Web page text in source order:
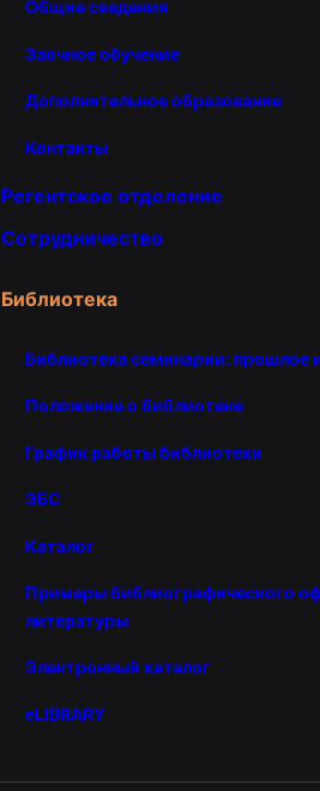
Общие сведения
Заочное обучение
Дополнительное образование
Контакты
Регентское отделение
Сотрудничество
Библиотека
Библиотека семинарии: прошлое
Положение о библиотеке
График работы библиотеки
ЭБС
Каталог
Примеры библиографического
литературы
Электронный каталог
eLIBRARY